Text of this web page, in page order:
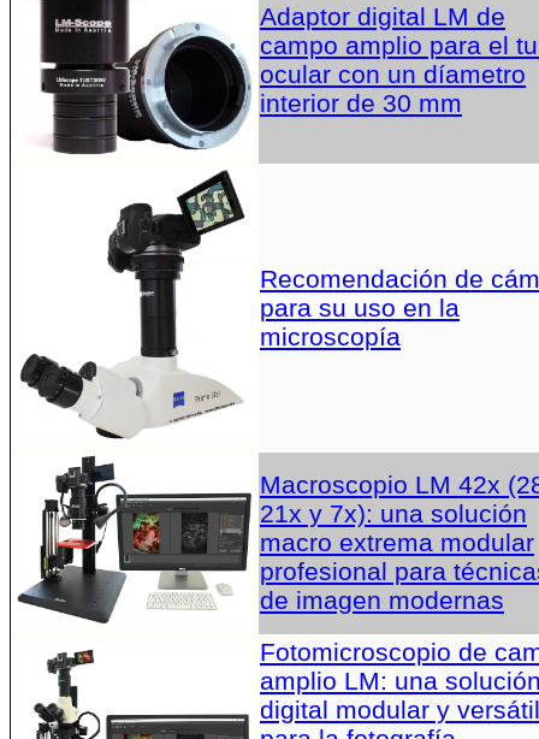
Adaptor digital LM de
campo amplio para el
ocular con un díametro
interior de 30 mm
Recomendación de
para su uso en la
microscopía
Macroscopio LM 42x
21x y 7x): una solución
macro extrema modular
profesional para
de imagen modernas
Fotomicroscopio de
amplio LM: una
digital modular y versátil